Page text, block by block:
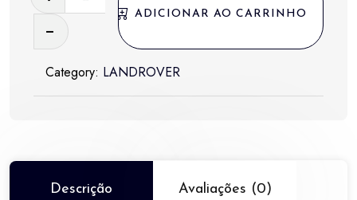
Range
Rover
-
Pure/Prestige
Diesel
-
ADICIONAR AO CARRINHO
Category: LANDROVER
Descrição Avaliações (0)